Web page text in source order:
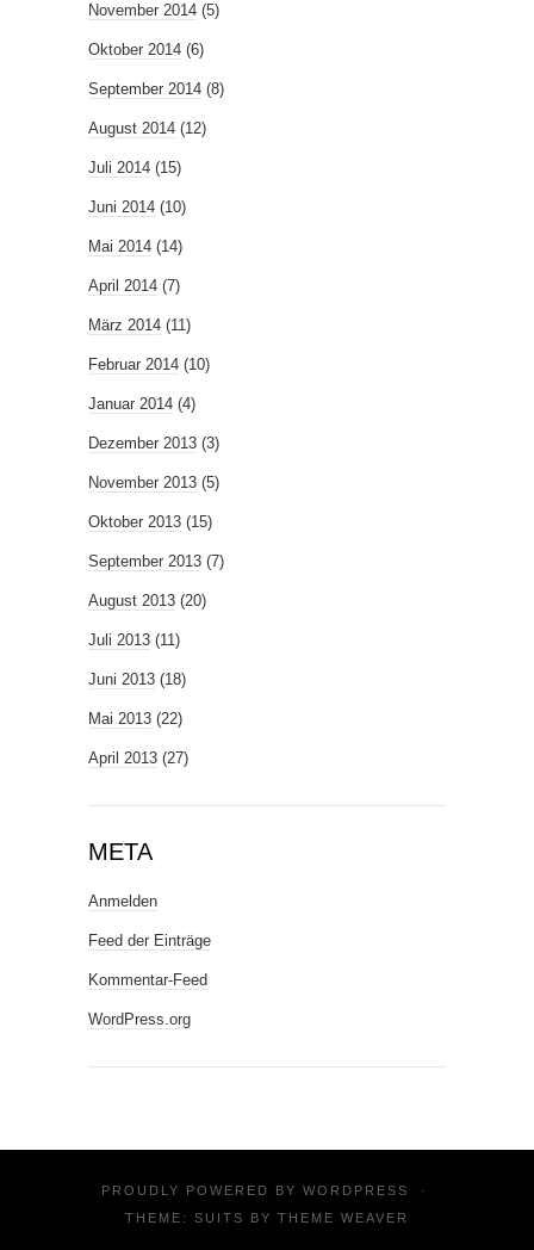
November 2014 (5)
Oktober 2014 (6)
September 2014 (8)
August 2014 (12)
Juli 2014 (15)
Juni 2014 (10)
Mai 2014 (14)
April 2014 (7)
März 2014 (11)
Februar 2014 (10)
Januar 2014 (4)
Dezember 2013 (3)
November 2013 (5)
Oktober 2013 (15)
September 2013 (7)
August 2013 (20)
Juli 2013 (11)
Juni 2013 (18)
Mai 2013 (22)
April 2013 (27)
META
Anmelden
Feed der Einträge
Kommentar-Feed
WordPress.org
PROUDLY POWERED BY WORDPRESS
·
THEME: SUITS BY THEME WEAVER